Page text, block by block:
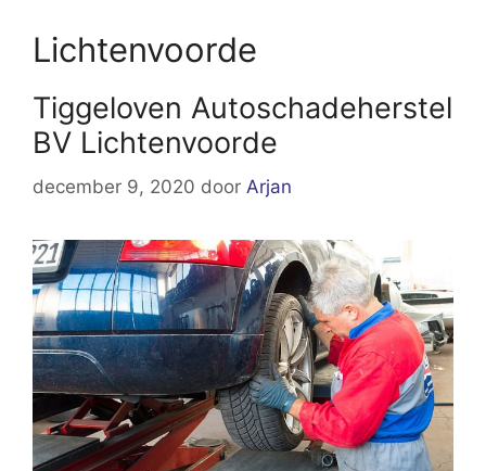
Lichtenvoorde
Tiggeloven Autoschadeherstel
BV Lichtenvoorde
december 9, 2020 door Arjan